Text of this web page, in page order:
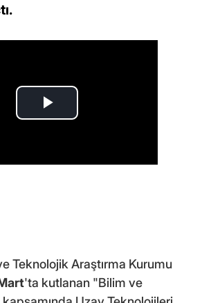
Teknolojik Araştırma Kurumu
'ta kutlanan "Bilim ve